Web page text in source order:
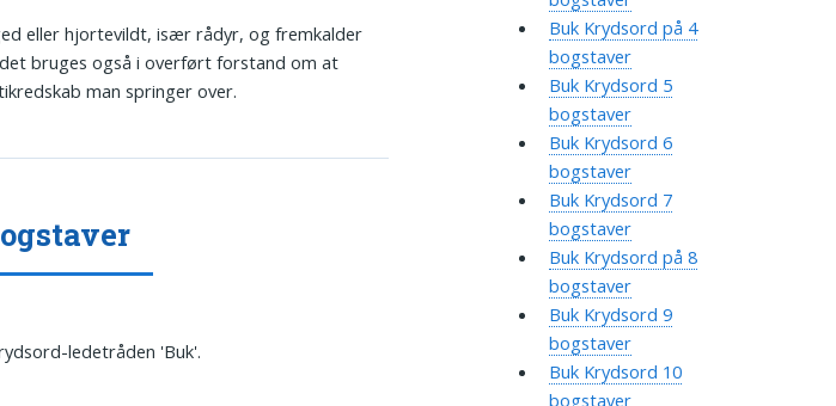
eller hjortevildt, især rådyr, og fremkalder
bruges også i overført forstand om at
man springer over.
ledetråden 'Buk'.
Buk Krydsord på 4
bogstaver
Buk Krydsord 5
bogstaver
Buk Krydsord 6
bogstaver
Buk Krydsord 7
bogstaver
Buk Krydsord på 8
bogstaver
Buk Krydsord 9
bogstaver
Buk Krydsord 10
bogstaver